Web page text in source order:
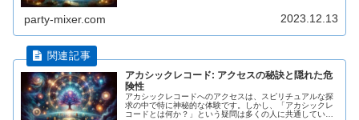
party-mixer.com 2023.12.13
アカシックレコード: アクセスの秘訣と隠れた危
険性
アカシックレコードへのアクセスは、スピリチュアルな探
求の中で特に神秘的な体験です。しかし、「アカシックレ
コードとは何か？」という疑問は多くの人に共通してい